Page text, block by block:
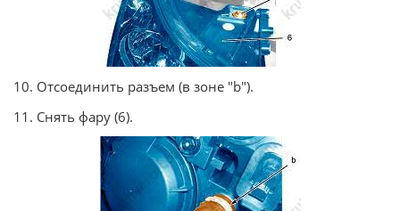
10. Отсоединить разъем (в зоне "b").
11. Снять фару (6).